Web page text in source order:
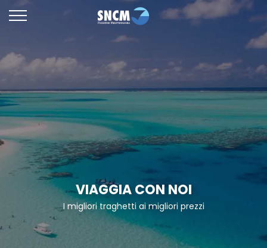
VIAGGIA CON NOI
I migliori traghetti ai migliori prezzi